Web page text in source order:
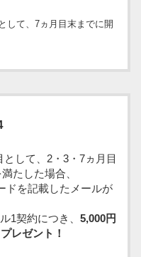
して、7ヵ月目末までに開
して、2・3・7ヵ月目
たした場合、
ドを記載したメールが
1契約につき、 5,000円
レゼント！